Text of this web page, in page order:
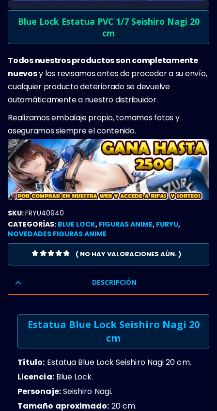
Blue Lock Estatua PVC 1/7 Seishiro Nagi 20
cm
Todos nuestros productos son completamente
nuevosy los revisamos antes de proceder a su envío,
cualquier producto deteriorado se devuelve
automáticamente a nuestro distribuidor.
Realizamos embalaje propio, tomamos fotos y
aseguramos siempre el contenido.
SKU:FRYU40940
CATEGORÍAS: BLUE LOCK, FIGURAS ANIME, FURYU,
NOVEDADES FIGURAS ANIME
( NO HAY VALORACIONES AÚN. )
DESCRIPCIÓN
Estatua Blue Lock Seishiro Nagi 20
cm
Título: Estatua Blue Lock Seishiro Nagi 20 cm.
Licencia:Blue Lock.
Personaje:Seishiro Nagi.
Tamaño aproximado: 20 cm.